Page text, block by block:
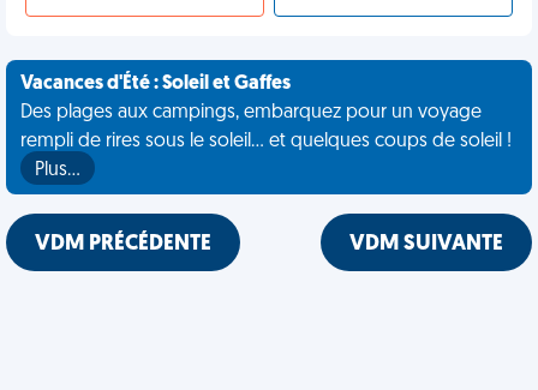
Vacances d'Été : Soleil et Gaffes
Des plages aux campings, embarquez pour un voyage
rempli de rires sous le soleil... et quelques coups de soleil !
Plus…
VDM PRÉCÉDENTE VDM SUIVANTE